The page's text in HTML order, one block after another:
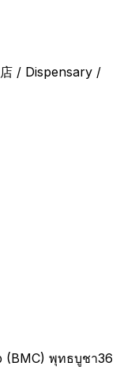
/ Dispensary /
(BMC) พุทธบูชา36